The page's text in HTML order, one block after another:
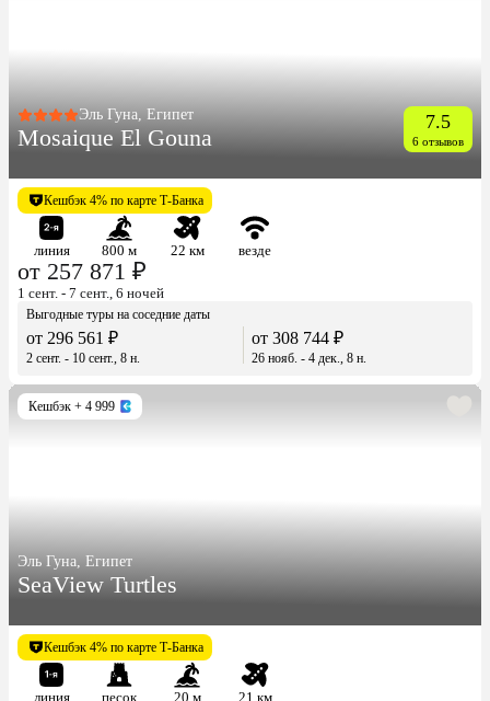
Эль Гуна, Египет
Mosaique El Gouna
7.5
6 отзывов
Кешбэк 4% по карте Т-Банка
линия 800 м 22 км везде
от 257 871 ₽
1 сент. - 7 сент., 6 ночей
Выгодные туры на соседние даты
от 296 561 ₽
2 сент. - 10 сент., 8 н.
от 308 744 ₽
26 нояб. - 4 дек., 8 н.
Кешбэк + 4 999
Эль Гуна, Египет
SeaView Turtles
Кешбэк 4% по карте Т-Банка
линия песок 20 м 21 км